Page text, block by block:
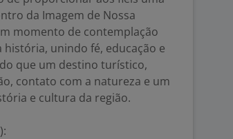
da Imagem de Nossa
momento de contemplação
unindo fé, educação e
que um destino turístico,
contato com a natureza e um
e cultura da região.